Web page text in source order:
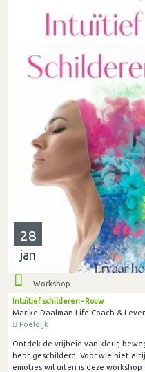
28
jan
Workshop
Intuïtief schilderen - Rouw
Marike Daalman Life Coach &
Poeldijk
Ontdek de vrijheid van kleur,
hebt geschilderd. Voor wie niet
emoties wil uiten is deze workshop